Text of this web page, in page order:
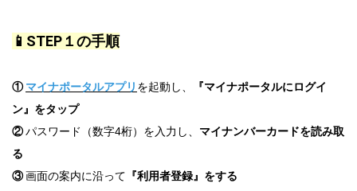
📱STEP１の手順
①マイナポータルアプリ を起動し、
『マイナポータルにログイ
ン』をタップ
②パスワード（数字4桁）を入力し、 マイナンバーカードを読み取
る
③画面の案内に沿って 『利用者登録』をする